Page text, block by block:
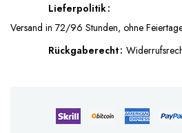
Lieferpolitik
Versand in 72/96 Stunden, ohne
Rückgaberecht